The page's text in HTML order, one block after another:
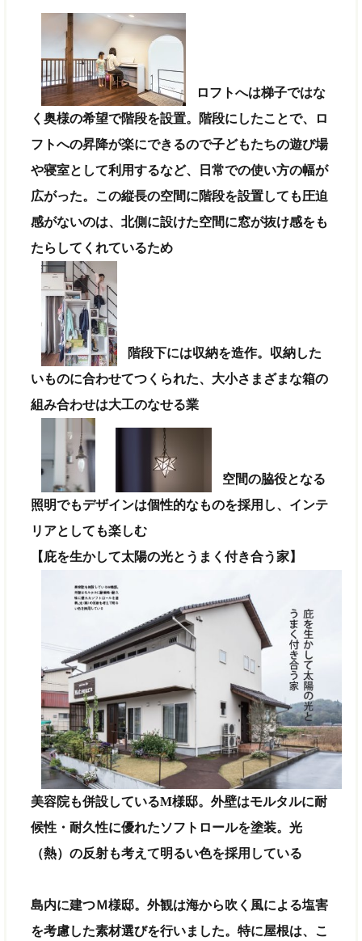
ロフトへは梯子ではな
く奥様の希望で階段を設置。階段にしたことで、ロ
フトへの昇降が楽にできるので子どもたちの遊び場
や寝室として利用するなど、日常での使い方の幅が
広がった。この縦長の空間に階段を設置しても圧迫
感がないのは、北側に設けた空間に窓が抜け感をも
たらしてくれているため
階段下には収納を造作。収納した
いものに合わせてつくられた、大小さまざまな箱の
組み合わせは大工のなせる業
空間の脇役となる
照明でもデザインは個性的なものを採用し、インテ
リアとしても楽しむ
【庇を生かして太陽の光とうまく付き合う家】
美容院も併設しているM様邸。外壁はモルタルに耐
候性・耐久性に優れたソフトロールを塗装。光
（熱）の反射も考えて明るい色を採用している
島内に建つＭ様邸。外観は海から吹く風による塩害
を考慮した素材選びを行いました。特に屋根は、こ